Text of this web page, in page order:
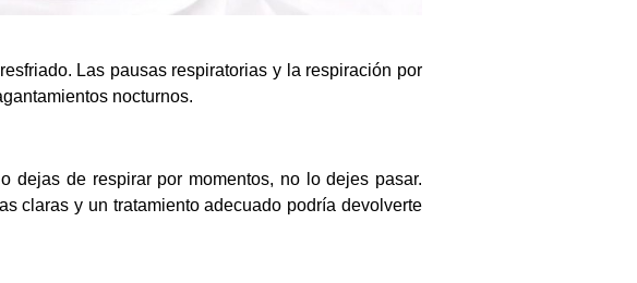
Las pausas respiratorias y la respiración por
nocturnos.
de respirar por momentos, no lo dejes pasar.
claras y un tratamiento adecuado podría devolverte